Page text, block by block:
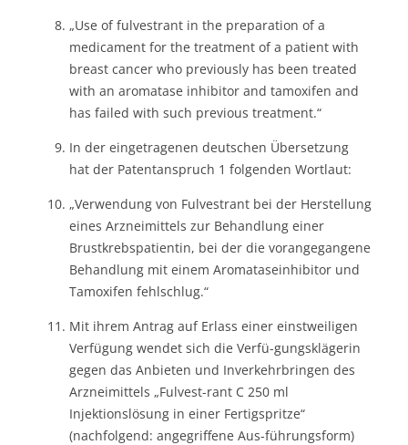
„Use of fulvestrant in the preparation of a
medicament for the treatment of a patient with
breast cancer who previously has been treated
with an aromatase inhibitor and tamoxifen and
has failed with such previous treatment.“
In der eingetragenen deutschen Übersetzung
hat der Patentanspruch 1 folgenden Wortlaut:
„Verwendung von Fulvestrant bei der Herstellung
eines Arzneimittels zur Behandlung einer
Brustkrebspatientin, bei der die vorangegangene
Behandlung mit einem Aromataseinhibitor und
Tamoxifen fehlschlug.“
Mit ihrem Antrag auf Erlass einer einstweiligen
Verfügung wendet sich die Verfü-gungsklägerin
gegen das Anbieten und Inverkehrbringen des
Arzneimittels „Fulvest-rant C 250 ml
Injektionslösung in einer Fertigspritze“
(nachfolgend: angegriffene Aus-führungsform)